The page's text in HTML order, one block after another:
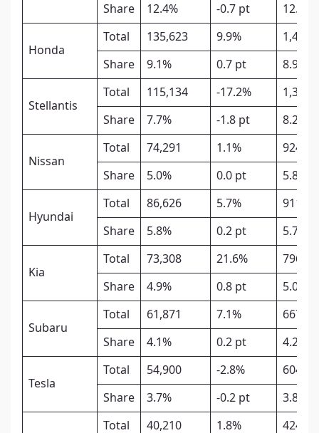
Share 12.4% -0.7 pt 12.8%
Honda
Total 135,623 9.9%
Share 9.1% 0.7 pt 8.9%
Stellantis
Total 115,134 -17.2%
Share 7.7% -1.8 pt 8.2%
Nissan
Total 74,291 1.1%
Share 5.0% 0.0 pt 5.8%
Hyundai
Total 86,626 5.7%
Share 5.8% 0.2 pt 5.7%
Kia
Total 73,308 21.6%
Share 4.9% 0.8 pt 5.0%
Subaru
Total 61,871 7.1%
Share 4.1% 0.2 pt 4.2%
Tesla
Total 54,900 -2.8%
Share 3.7% -0.2 pt 3.8%
Total 40,210 1.8%